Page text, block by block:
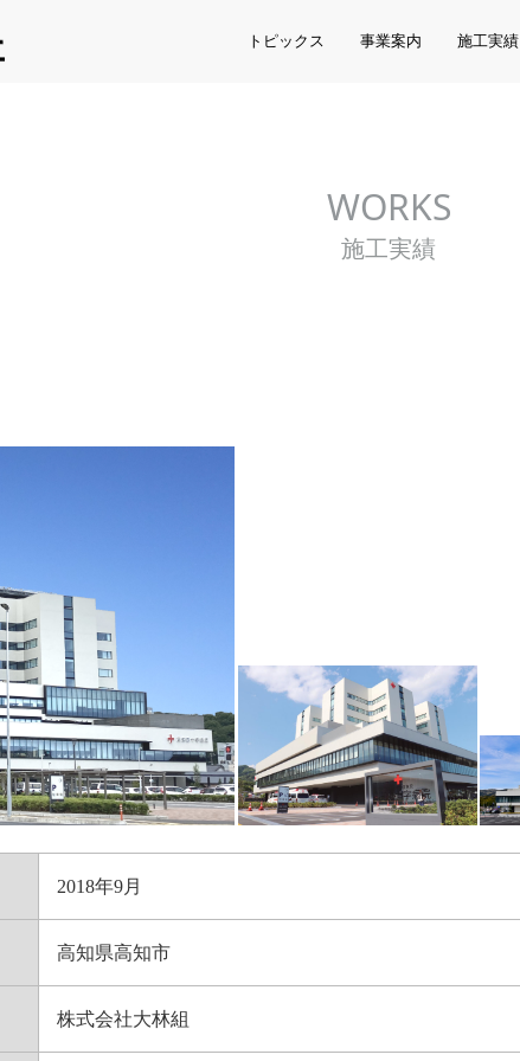
トピックス 事業案内 施工実績
WORKS
施工実績
2018年9月
高知県高知市
株式会社大林組